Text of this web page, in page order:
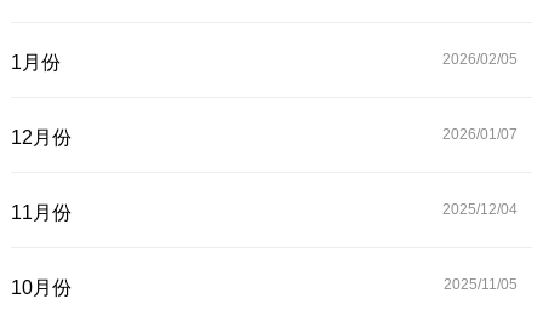
2026/02/05
1月份
2026/01/07
12月份
2025/12/04
11月份
2025/11/05
10月份